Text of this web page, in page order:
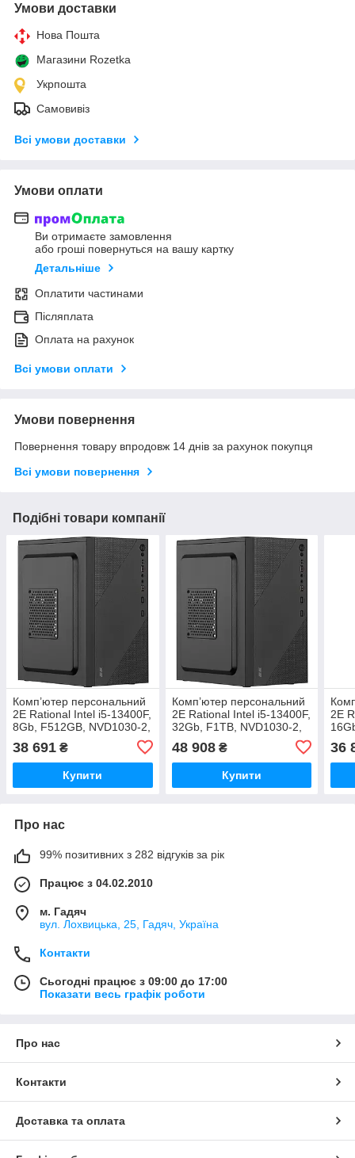
Умови доставки
Нова Пошта
Магазини Rozetka
Укрпошта
Самовивіз
Всі умови доставки
Умови оплати
Ви отримаєте замовлення
або гроші повернуться на вашу картку
Детальніше
Оплатити частинами
Післяплата
Оплата на рахунок
Всі умови оплати
Умови повернення
Повернення товару впродовж 14 днів за рахунок покупця
Всі умови повернення
Подібні товари компанії
Комп’ютер персональний
2E Rational Intel i5-13400F,
8Gb, F512GB, NVD1030-2,
Win11PE
38 691 ₴
Купити
Комп’ютер персональний
2E Rational Intel i5-13400F,
32Gb, F1TB, NVD1030-2,
Win11PE
48 908₴
Купити
2E
36
Про нас
99% позитивних з 282 відгуків за рік
Працює з 04.02.2010
м. Гадяч
вул. Лохвицька, 25, Гадяч, Україна
Контакти
Сьогодні працює з 09:00 до 17:00
Показати весь графік роботи
Про нас
Контакти
Доставка та оплата